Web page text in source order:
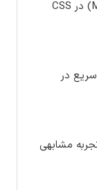
استفاده از مدیا کوئری‌ها (Media Queries) در CSS
سریع در
مشابهی